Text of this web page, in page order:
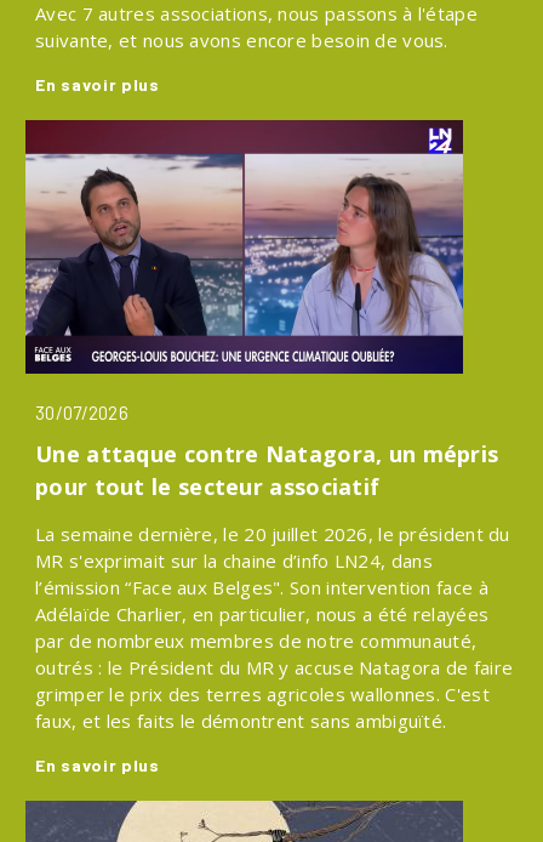
Avec 7 autres associations, nous passons à l'étape
suivante, et nous avons encore besoin de vous.
En savoir plus
30/07/2026
Une attaque contre Natagora, un mépris
pour tout le secteur associatif
La semaine dernière, le 20 juillet 2026, le président du
MR s'exprimait sur la chaine d’info LN24, dans
l’émission “Face aux Belges". Son intervention face à
Adélaïde Charlier, en particulier, nous a été relayées
par de nombreux membres de notre communauté,
outrés : le Président du MR y accuse Natagora de faire
grimper le prix des terres agricoles wallonnes. C'est
faux, et les faits le démontrent sans ambiguïté.
En savoir plus